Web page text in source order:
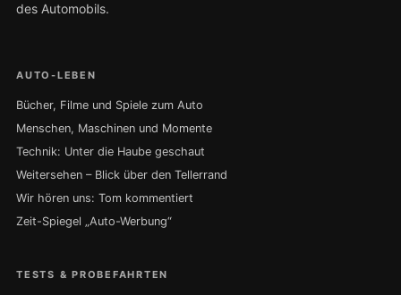
des Automobils.
AUTO-LEBEN
Bücher, Filme und Spiele zum Auto
Menschen, Maschinen und Momente
Technik: Unter die Haube geschaut
Weitersehen – Blick über den Tellerrand
Wir hören uns: Tom kommentiert
Zeit-Spiegel „Auto-Werbung“
TESTS & PROBEFAHRTEN